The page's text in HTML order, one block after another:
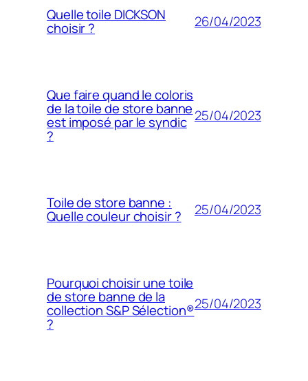
Quelle toile DICKSON
choisir ? 26/04/2023
Que faire quand le coloris
de la toile de store banne
est imposé par le syndic
?
25/04/2023
Toile de store banne :
Quelle couleur choisir ? 25/04/2023
Pourquoi choisir une toile
de store banne de la
collection S&P Sélection®
?
25/04/2023